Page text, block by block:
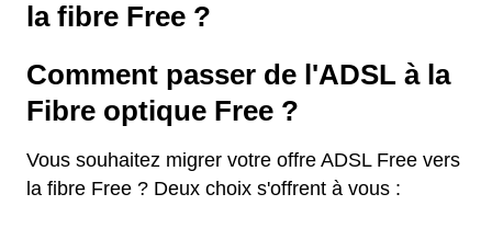
la fibre Free ?
Comment passer de l'ADSL à la
Fibre optique Free ?
Vous souhaitez migrer votre offre ADSL Free vers
la fibre Free ? Deux choix s'offrent à vous :